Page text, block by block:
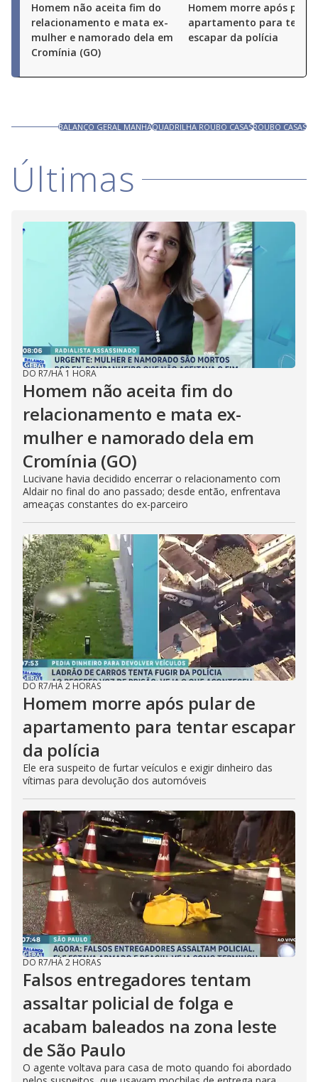
Homem não aceita fim do
relacionamento e mata ex-
mulher e namorado dela em
Cromínia (GO)
Homem morre após
apartamento para tentar
escapar da polícia
BALANÇO GERAL MANHÃQUADRILHA ROUBO CASASROUBO CASAS
Últimas
DO R7/HÁ 1 HORA
Homem não aceita fim do
relacionamento e mata ex-
mulher e namorado dela em
Cromínia (GO)
Lucivane havia decidido encerrar o relacionamento com
Aldair no final do ano passado; desde então, enfrentava
ameaças constantes do ex-parceiro
DO R7/HÁ 2 HORAS
Homem morre após pular de
apartamento para tentar escapar
da polícia
Ele era suspeito de furtar veículos e exigir dinheiro das
vítimas para devolução dos automóveis
DO R7/HÁ 2 HORAS
Falsos entregadores tentam
assaltar policial de folga e
acabam baleados na zona leste
de São Paulo
O agente voltava para casa de moto quando foi abordado